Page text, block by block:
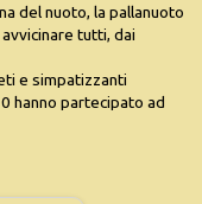
del nuoto, la pallanuoto
tutti, dai
e simpatizzanti
hanno partecipato ad